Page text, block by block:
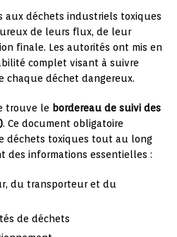
aux déchets industriels toxiques
de leurs flux, de leur
finale. Les autorités ont mis en
complet visant à suivre
chaque déchet dangereux.
trouve le bordereau de suivi des
. Ce document obligatoire
déchets toxiques tout au long
des informations essentielles :
du transporteur et du
de déchets